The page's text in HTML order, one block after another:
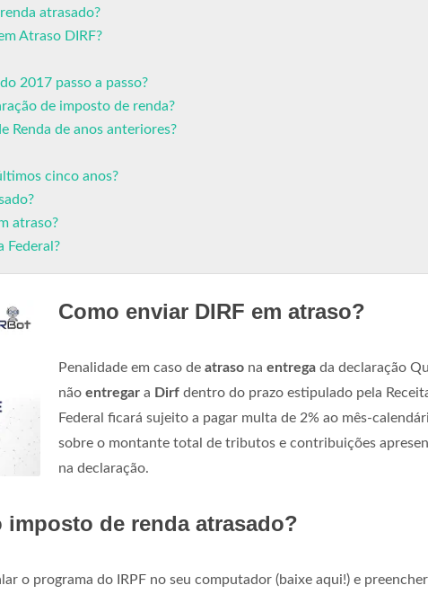
atrasado?
Atraso DIRF?
2017 passo a passo?
de imposto de renda?
Renda de anos anteriores?
cinco anos?
atraso?
Federal?
Como enviar DIRF em atraso?
Penalidade em caso de atraso na entrega da declaração
não entregar a Dirf dentro do prazo estipulado pela
Federal ficará sujeito a pagar multa de 2% ao mês-
sobre o montante total de tributos e contribuições
na declaração.
imposto de renda atrasado?
o programa do IRPF no seu computador (baixe aqui!) e